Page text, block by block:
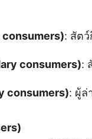
: สัตว์
consumers):
consumers): ผู้ล่